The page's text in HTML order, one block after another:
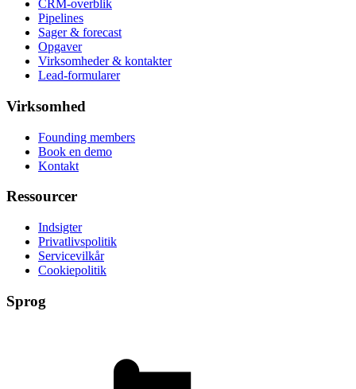
CRM-overblik
Pipelines
Sager & forecast
Opgaver
Virksomheder & kontakter
Lead-formularer
Virksomhed
Founding members
Book en demo
Kontakt
Ressourcer
Indsigter
Privatlivspolitik
Servicevilkår
Cookiepolitik
Sprog